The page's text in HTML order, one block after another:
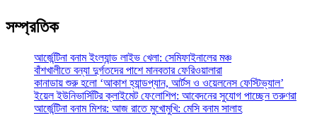
সম্প্রতিক
আর্জেন্টিনা বনাম ইংল্যান্ড লাইভ খেলা: সেমিফাইনালের মঞ্চ
বাঁশখালীতে বন্যা দুর্গতদের পাশে মানবতার ফেরিওয়ালারা
কানাডায় শুরু হলো ‘আকাশ হ্যান্ডপ্যান, আর্টস ও ওয়েলনেস ফেস্টিভ্যাল’
ইয়েল ইউনিভার্সিটির ক্লাইমেট ফেলোশিপ: আবেদনের সুযোগ পাচ্ছেন তরুণরা
আর্জেন্টিনা বনাম মিশর: আজ রাতে মুখোমুখি: মেসি বনাম সালাহ